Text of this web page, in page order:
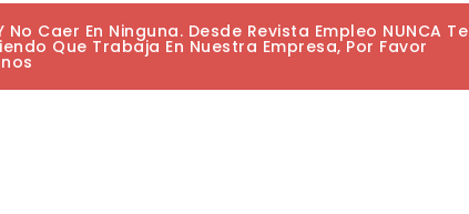
Caer En Ninguna. Desde Revista Empleo NUNCA Te
Que Trabaja En Nuestra Empresa, Por Favor